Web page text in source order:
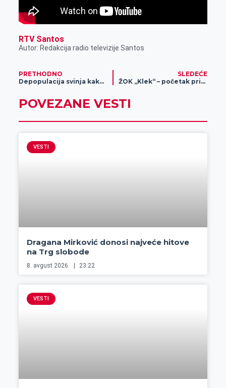
RTV Santos
Autor: Redakcija radio televizije Santos
PRETHODNO
Depopulacija svinja kako bi se sprečilo širenje Afričke kuge svinja
SLEDEĆE
ŽOK „Klek“ – početak priprema za Super ligu
POVEZANE VESTI
VESTI
Dragana Mirković donosi najveće hitove
na Trg slobode
8. avgust 2026. 23:22
VESTI